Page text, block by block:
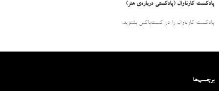
پادکست کارناوال (پادکستی درباره‌ی هنر)
پادکست کارناوال را در کست‌باکس بشنوید.
برچسب‌ها